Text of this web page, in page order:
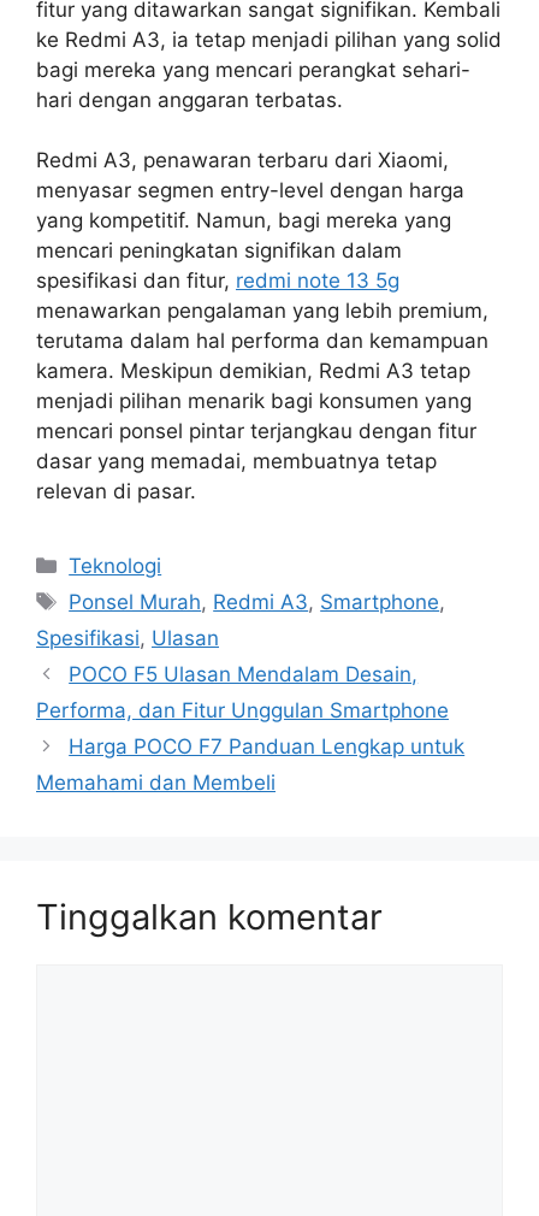
fitur yang ditawarkan sangat signifikan. Kembali
ke Redmi A3, ia tetap menjadi pilihan yang solid
bagi mereka yang mencari perangkat sehari-
hari dengan anggaran terbatas.
Redmi A3, penawaran terbaru dari Xiaomi,
menyasar segmen entry-level dengan harga
yang kompetitif. Namun, bagi mereka yang
mencari peningkatan signifikan dalam
spesifikasi dan fitur, redmi note 13 5g
menawarkan pengalaman yang lebih premium,
terutama dalam hal performa dan kemampuan
kamera. Meskipun demikian, Redmi A3 tetap
menjadi pilihan menarik bagi konsumen yang
mencari ponsel pintar terjangkau dengan fitur
dasar yang memadai, membuatnya tetap
relevan di pasar.
Kategori
Teknologi
Tag
Ponsel Murah, Redmi A3, Smartphone,
Spesifikasi, Ulasan
POCO F5 Ulasan Mendalam Desain,
Performa, dan Fitur Unggulan Smartphone
Harga POCO F7 Panduan Lengkap untuk
Memahami dan Membeli
Tinggalkan komentar